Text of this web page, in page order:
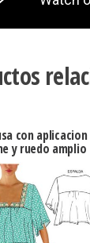
con
y ruedo amplio